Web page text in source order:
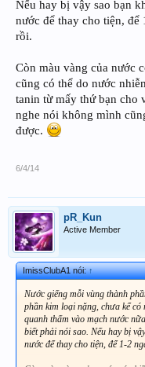
Nếu hay bị vậy sao bạn
nước để thay cho tiện,
rồi.
Còn màu vàng của nước
cũng có thể do nước
tanin từ mấy thứ bạn cho
nghe nói không mình
được.
6/4/14
pR_Kun
Active Member
ImissClubA1 nói:↑
Nước giếng mỗi vùng thành
phần kim loại nặng, chưa kể
quanh thấm vào mạch nước
biết phải nói sao. Nếu hay bị
nước để thay cho tiện, để 1-2